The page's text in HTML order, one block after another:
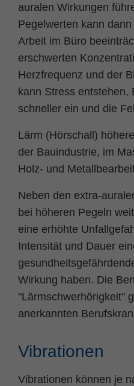
auralen Wirkungen
Pegelwerten kann
Arbeit im Büro
erschwerten
Herzfrequenz und der
kann Stress entstehen,
schneller ein und die
Lärm (Hörschall)
der Bauindustrie, im
Holz- und
Neben den extra-
bei höheren Pegeln
eine erhöhte
Intensität und Dauer
Wirkung haben. Die
"Lärmschwerhörigkeit"
anerkannten
Vibrationen
Vibrationen können je